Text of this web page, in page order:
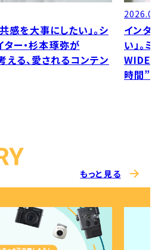
感を大事にしたい」。シ
ター・杉本琢弥が
る、愛されるコンテン
イン
い」
WIDE
時間”
もっと見る